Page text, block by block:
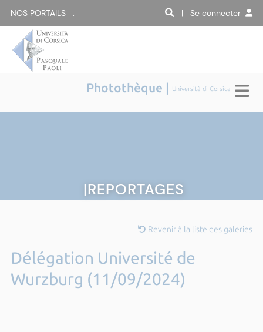
NOS PORTAILS : | Se connecter
Photothèque | Università di Corsica
|REPORTAGES
Revenir à la liste des galeries
Délégation Université de
Wurzburg (11/09/2024)